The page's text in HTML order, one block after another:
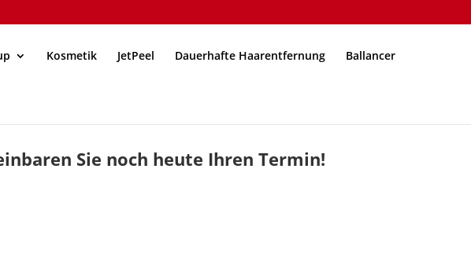
Kosmetik JetPeel Dauerhafte Haarentfernung Ballancer
Sie noch heute Ihren Termin!